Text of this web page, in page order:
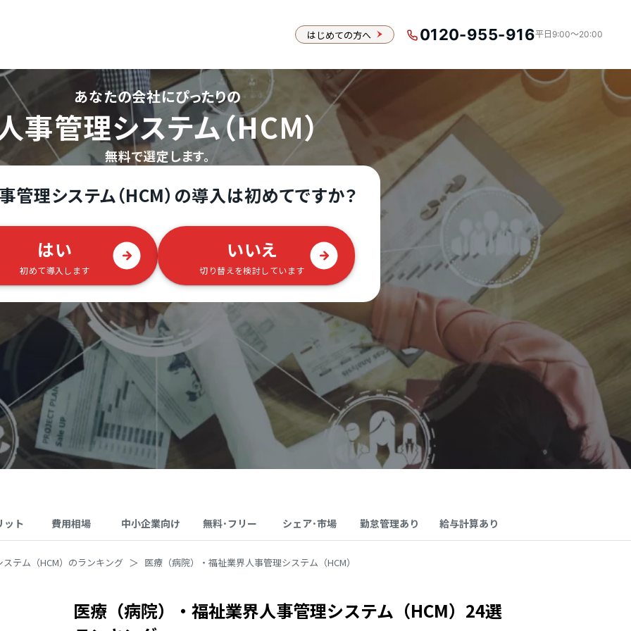
はじめての方へ 0120-955-916平日9:00〜20:00
あなたの会社にぴったりの
事管理システム（HCM）
無料で選定します。
管理システム（HCM）の導入は初めてですか？
はい
初めて導入します
いいえ
切り替えを検討しています
ット 費用相場 中小企業向け 無料･フリー シェア･市場 勤怠管理あり 給与計算あり
テム（HCM）のランキング 医療（病院）・福祉業界人事管理システム（HCM）
医療（病院）・福祉業界人事管理システム（HCM）24選